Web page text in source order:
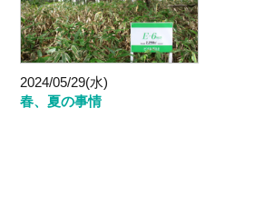
2024/05/29(水)
春、夏の事情